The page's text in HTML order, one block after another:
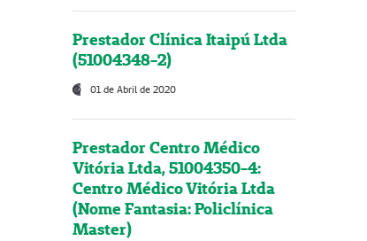
Prestador Clínica Itaipú Ltda
(51004348-2)
01 de Abril de 2020
Prestador Centro Médico
Vitória Ltda, 51004350-4:
Centro Médico Vitória Ltda
(Nome Fantasia: Policlínica
Master)